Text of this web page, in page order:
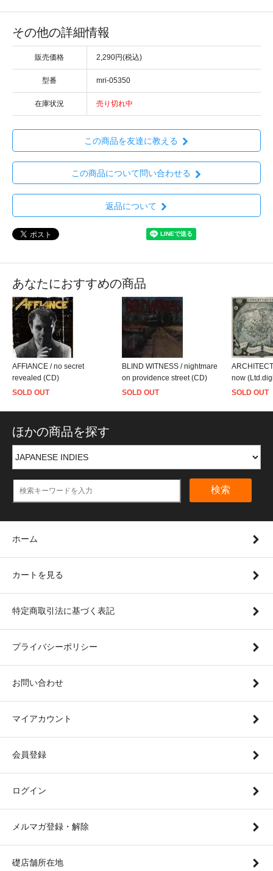
その他の詳細情報
販売価格 2,290円(税込)
型番 mri-05350
在庫状況 売り切れ中
この商品を友達に教える
この商品について問い合わせる
返品について
あなたにおすすめの商品
AFFIANCE / no secret
revealed (CD)
SOLD OUT
BLIND WITNESS / nightmare
on providence street (CD)
SOLD OUT
now
SOLD OUT
ほかの商品を探す
検索
ホーム
カートを見る
特定商取引法に基づく表記
プライバシーポリシー
お問い合わせ
マイアカウント
会員登録
ログイン
メルマガ登録・解除
礎店舗所在地